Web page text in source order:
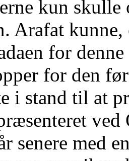
kun skulle
Arafat
for
for den
i stand til at
senere med